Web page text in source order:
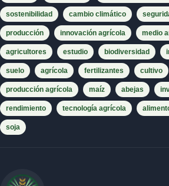
sostenibilidad cambio climático
producción innovación agrícola medio
agricultores estudio biodiversidad
suelo agrícola fertilizantes cultivo
producción agrícola maíz abejas
rendimiento tecnología agrícola
soja